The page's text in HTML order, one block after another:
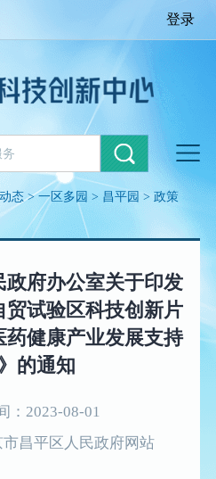
登录
态>一区多园 > 昌平园 >政策
府办公室关于印发
贸试验区科技创新片
药健康产业发展支持
的通知
：2023-08-01
昌平区人民政府网站